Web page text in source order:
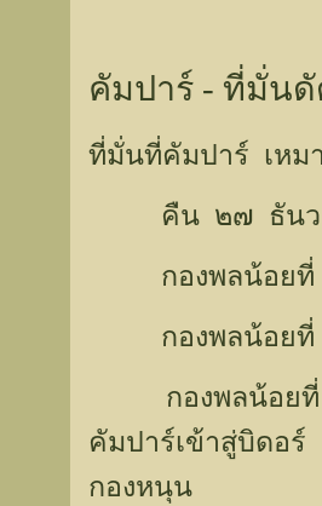
คัมปาร์ - ที่มั่น
ที่มั่นที่คัมปาร์ เห
คืน ๒๗ ธันวาค
กองพลน้อยที่ ๖
กองพลน้อยที่ ๑
กองพลน้อยที่ ๑
คัมปาร์เข้าสู่บิดอ
กองหนุน